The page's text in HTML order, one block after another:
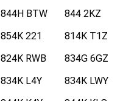
844H BTW
844 2KZ
854K 221
814K T1Z
824K RWB
834G 6GZ
834K L4Y
834K LWY